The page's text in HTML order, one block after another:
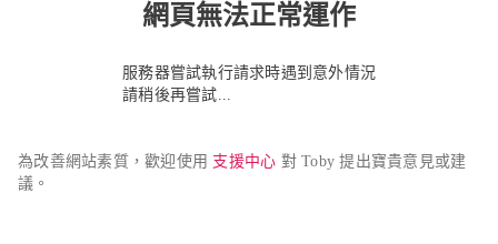
網頁無法正常運作
服務器嘗試執行請求時遇到意外情況
請稍後再嘗試...
為改善網站素質，歡迎使用 支援中心 對 Toby 提出寶貴意見或建
議。